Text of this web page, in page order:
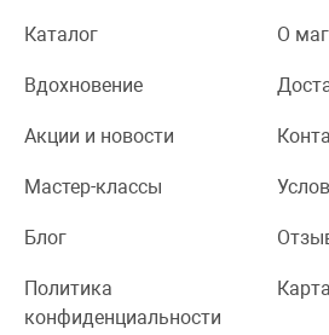
Каталог О
Вдохновение
Акции и новости
Мастер-классы
Блог
Политика
конфиденциальности